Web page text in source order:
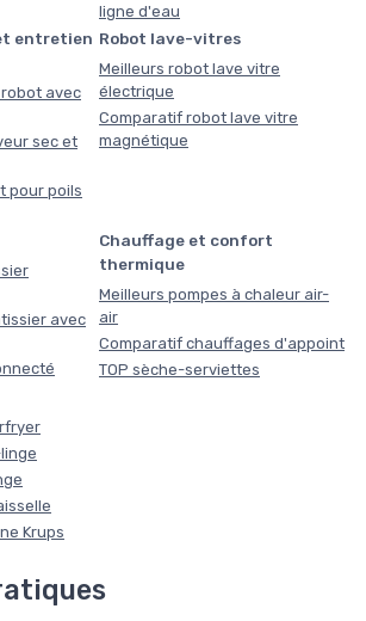
ligne d'eau
entretien
avec
sec et
pour poils
Robot lave-vitres
Meilleurs robot lave vitre
électrique
Comparatif robot lave vitre
magnétique
avec
Chauffage et confort
thermique
Meilleurs pompes à chaleur air-
air
Comparatif chauffages d'appoint
TOP sèche-serviettes
Krups